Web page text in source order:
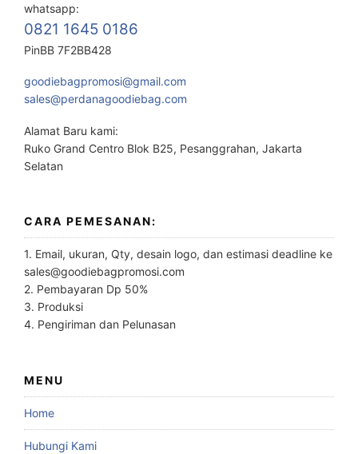
whatsapp:
0821 1645 0186
PinBB 7F2BB428
goodiebagpromosi@gmail.com
sales@perdanagoodiebag.com
Alamat Baru kami:
Ruko Grand Centro Blok B25, Pesanggrahan, Jakarta
Selatan
CARA PEMESANAN:
1. Email, ukuran, Qty, desain logo, dan estimasi deadline ke
sales@goodiebagpromosi.com
2. Pembayaran Dp 50%
3. Produksi
4. Pengiriman dan Pelunasan
MENU
Home
Hubungi Kami